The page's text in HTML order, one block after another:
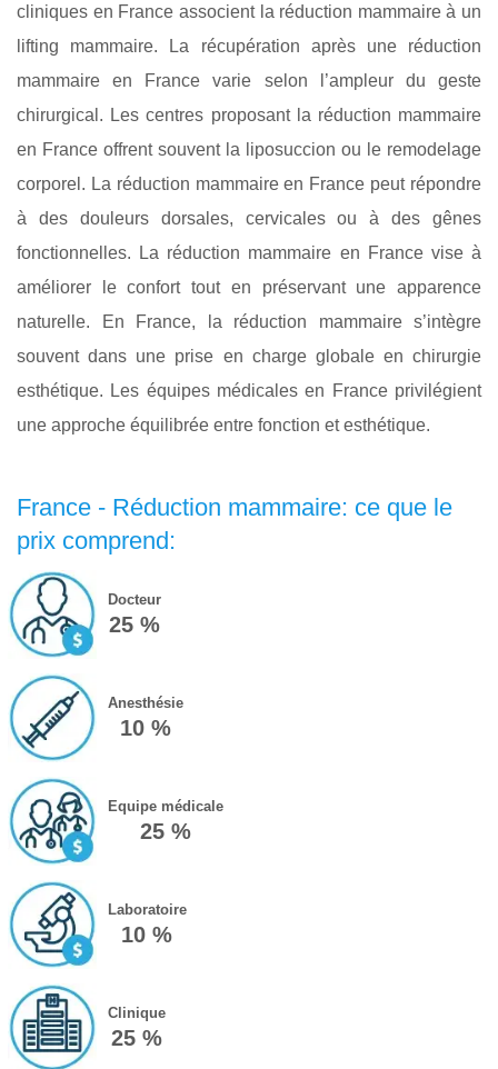
cliniques en France associent la réduction mammaire à un
lifting mammaire. La récupération après une réduction
mammaire en France varie selon l’ampleur du geste
chirurgical. Les centres proposant la réduction mammaire
en France offrent souvent la liposuccion ou le remodelage
corporel. La réduction mammaire en France peut répondre
à des douleurs dorsales, cervicales ou à des gênes
fonctionnelles. La réduction mammaire en France vise à
améliorer le confort tout en préservant une apparence
naturelle. En France, la réduction mammaire s’intègre
souvent dans une prise en charge globale en chirurgie
esthétique. Les équipes médicales en France privilégient
une approche équilibrée entre fonction et esthétique.
France - Réduction mammaire: ce que le
prix comprend:
Docteur
25 %
Anesthésie
10 %
Equipe médicale
25 %
Laboratoire
10 %
Clinique
25 %